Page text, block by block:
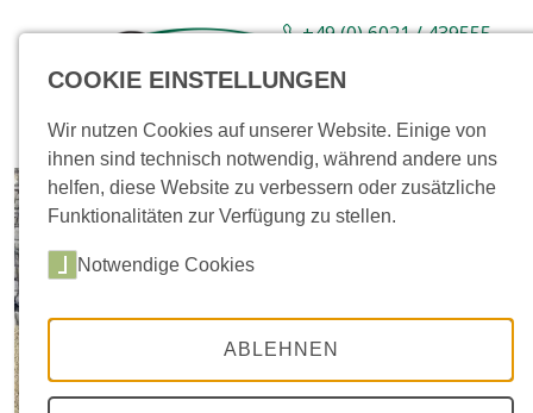
+49 (0) 6021 / 439555-
Sortiment Neuware Aktionsartikel
COOKIE EINSTELLUNGEN
Wir nutzen Cookies auf unserer Website. Einige von
ihnen sind technisch notwendig, während andere uns
helfen, diese Website zu verbessern oder zusätzliche
Funktionalitäten zur Verfügung zu stellen.
Notwendige Cookies
ABLEHNEN